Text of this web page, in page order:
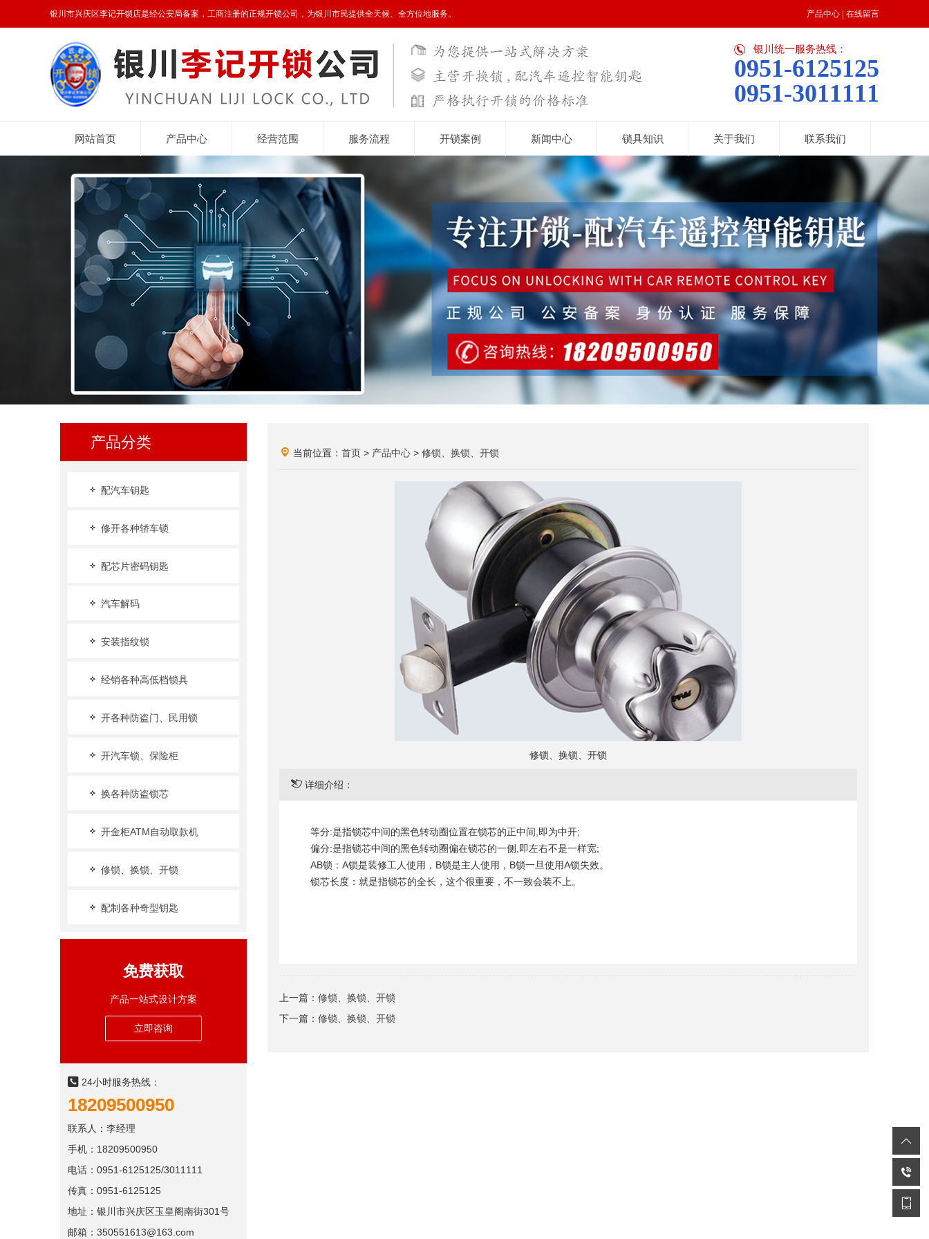
银川市兴庆区李记开锁店是经公安局备案，工商注册的正规开锁公司，为银川市民提供全天候、全方位地服务。 产品中心 在线留言
银川统一服务热线：
0951-6125125
0951-3011111
网站首页 产品中心 经营范围 服务流程 开锁案例 新闻中心 锁具知识 关于我们 联系我们
产品分类
配汽车钥匙
修开各种轿车锁
配芯片密码钥匙
汽车解码
安装指纹锁
经销各种高低档锁具
开各种防盗门、民用锁
开汽车锁、保险柜
换各种防盗锁芯
开金柜ATM自动取款机
修锁、换锁、开锁
配制各种奇型钥匙
免费获取
产品一站式设计方案
立即咨询
24小时服务热线：
18209500950
联系人：李经理
手机：18209500950
电话：0951-6125125/3011111
传真：0951-6125125
地址：银川市兴庆区玉皇阁南街301号
邮箱：350551613@163.com
当前位置：首页 > 产品中心 >修锁、换锁、开锁
修锁、换锁、开锁
详细介绍：
等分:是指锁芯中间的黑色转动圈位置在锁芯的正中间,即为中开;
偏分:是指锁芯中间的黑色转动圈偏在锁芯的一侧,即左右不是一样宽;
AB锁：A锁是装修工人使用，B锁是主人使用，B锁一旦使用A锁失效。
锁芯长度：就是指锁芯的全长，这个很重要，不一致会装不上。
上一篇：修锁、换锁、开锁
下一篇：修锁、换锁、开锁